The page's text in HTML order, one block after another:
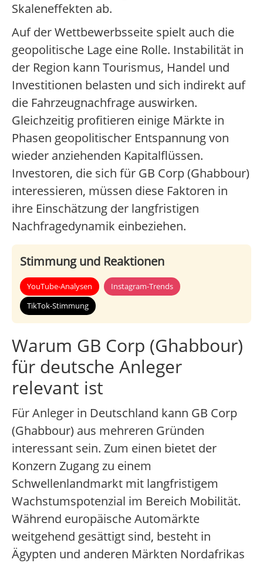
Skaleneffekten ab.
Auf der Wettbewerbsseite spielt auch die
geopolitische Lage eine Rolle. Instabilität in
der Region kann Tourismus, Handel und
Investitionen belasten und sich indirekt auf
die Fahrzeugnachfrage auswirken.
Gleichzeitig profitieren einige Märkte in
Phasen geopolitischer Entspannung von
wieder anziehenden Kapitalflüssen.
Investoren, die sich für GB Corp (Ghabbour)
interessieren, müssen diese Faktoren in
ihre Einschätzung der langfristigen
Nachfragedynamik einbeziehen.
Stimmung und Reaktionen
YouTube-Analysen
Instagram-Trends
TikTok-Stimmung
Warum GB Corp (Ghabbour)
für deutsche Anleger
relevant ist
Für Anleger in Deutschland kann GB Corp
(Ghabbour) aus mehreren Gründen
interessant sein. Zum einen bietet der
Konzern Zugang zu einem
Schwellenlandmarkt mit langfristigem
Wachstumspotenzial im Bereich Mobilität.
Während europäische Automärkte
weitgehend gesättigt sind, besteht in
Ägypten und anderen Märkten Nordafrikas